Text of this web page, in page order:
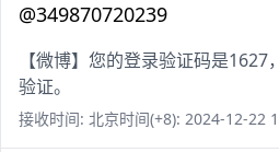
@349870720239
【微博】您的登录验证码是
验证。
接收时间: 北京时间(+8): 2024-12-22